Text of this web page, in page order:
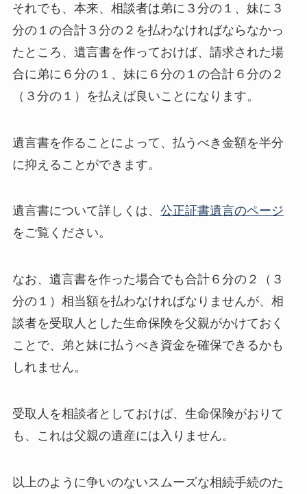
それでも、本来、相談者は弟に３分の１、妹に３
分の１の合計３分の２を払わなければならなかっ
たところ、遺言書を作っておけば、請求された場
合に弟に６分の１、妹に６分の１の合計６分の２
（３分の１）を払えば良いことになります。
遺言書を作ることによって、払うべき金額を半分
に抑えることができます。
遺言書について詳しくは、 公正証書遺言のページ
をご覧ください。
なお、遺言書を作った場合でも合計６分の２（３
分の１）相当額を払わなければなりませんが、相
談者を受取人とした生命保険を父親がかけておく
ことで、弟と妹に払うべき資金を確保できるかも
しれません。
受取人を相談者としておけば、生命保険がおりて
も、これは父親の遺産には入りません。
以上のように争いのないスムーズな相続手続のた